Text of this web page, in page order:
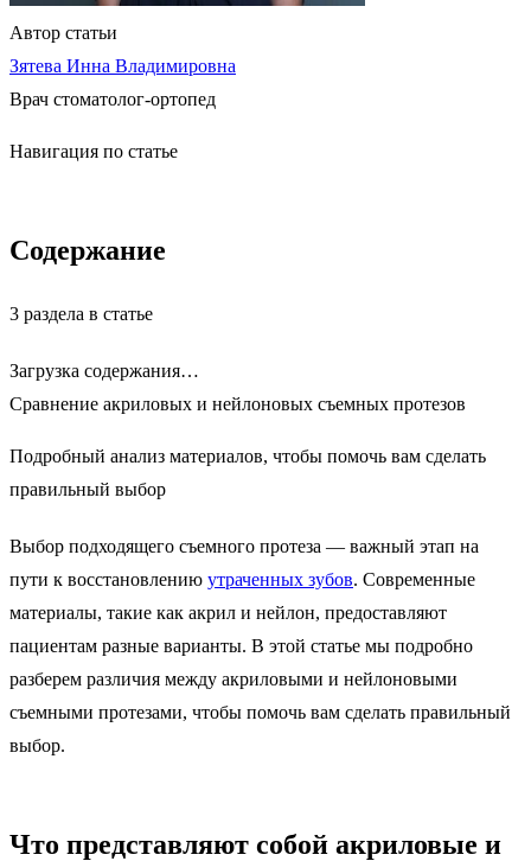
Автор статьи
Зятева Инна Владимировна
Врач стоматолог-ортопед
Навигация по статье
Содержание
3 раздела в статье
Загрузка содержания…
Сравнение акриловых и нейлоновых съемных протезов
Подробный анализ материалов, чтобы помочь вам сделать
правильный выбор
Выбор подходящего съемного протеза — важный этап на
пути к восстановлению утраченных зубов. Современные
материалы, такие как акрил и нейлон, предоставляют
пациентам разные варианты. В этой статье мы подробно
разберем различия между акриловыми и нейлоновыми
съемными протезами, чтобы помочь вам сделать правильный
выбор.
Что представляют собой акриловые и